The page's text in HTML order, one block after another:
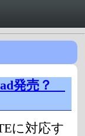
発売？
に対応す